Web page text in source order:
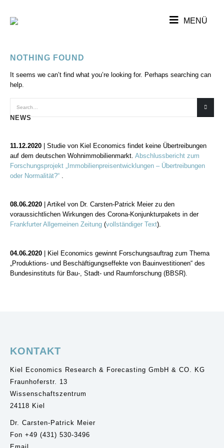
NOTHING FOUND
It seems we can’t find what you’re looking for. Perhaps searching can
help.
NEWS
11.12.2020 | Studie von Kiel Economics findet keine Übertreibungen
auf dem deutschen Wohnimmobilienmarkt. Abschlussbericht zum
Forschungsprojekt „Immobilienpreisentwicklungen – Übertreibungen
oder Normalität?“
08.06.2020 | Artikel von Dr. Carsten-Patrick Meier zu den
voraussichtlichen Wirkungen des Corona-Konjunkturpakets in der
Frankfurter Allgemeinen Zeitung (vollständiger Text).
04.06.2020 | Kiel Economics gewinnt Forschungsauftrag zum Thema
„Produktions- und Beschäftigungseffekte von Bauinvestitionen“ des
Bundesinstituts für Bau-, Stadt- und Raumforschung (BBSR).
KONTAKT
Kiel Economics Research & Forecasting GmbH & CO. KG
Fraunhoferstr. 13
Wissenschaftszentrum
24118 Kiel
Dr. Carsten-Patrick Meier
Fon +49 (431) 530-3496